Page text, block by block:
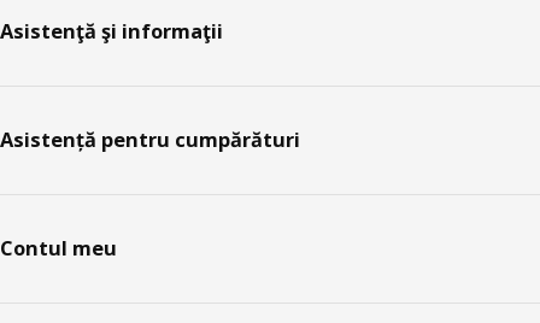
Asistenţă şi informaţii
Asistență pentru cumpărături
Contul meu